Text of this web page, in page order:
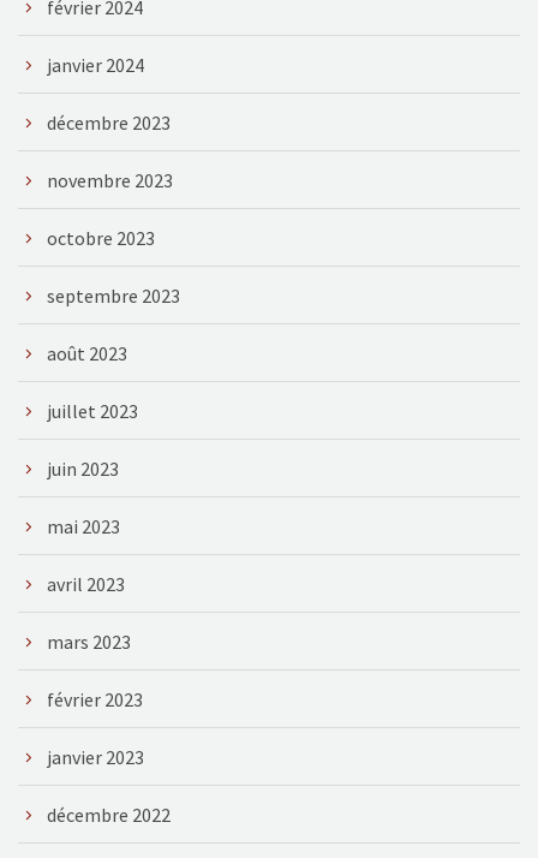
février 2024
janvier 2024
décembre 2023
novembre 2023
octobre 2023
septembre 2023
août 2023
juillet 2023
juin 2023
mai 2023
avril 2023
mars 2023
février 2023
janvier 2023
décembre 2022